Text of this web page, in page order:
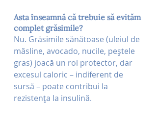
Asta înseamnă că trebuie să evităm
complet grăsimile?
Nu. Grăsimile sănătoase (uleiul de
măsline, avocado, nucile, peștele
gras) joacă un rol protector, dar
excesul caloric – indiferent de
sursă – poate contribui la
rezistența la insulină.